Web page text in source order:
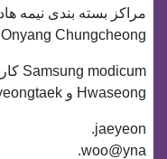
Onyang Chungcheong استان.
Hwaseong و Pyeongtaek، پاسخ به استان ایزارد گیونگگی.
jaeyeon.
woo@yna.